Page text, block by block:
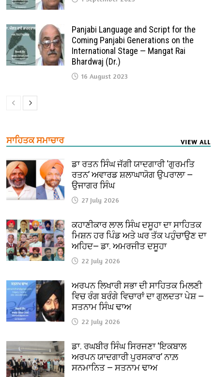
Panjabi Language and Script for the
Coming Panjabi Generations on the
International Stage — Mangat Rai
Bhardwaj (Dr.)
16 August 2023
ਸਾਹਿਤਕ ਸਮਾਚਾਰ VIEW ALL
ਡਾ ਰਤਨ ਸਿੰਘ ਜੱਗੀ ਯਾਦਗਾਰੀ ‘ਗੁਰਮਤਿ
ਰਤਨ’ ਅਵਾਰਡ ਸ਼ਲਾਘਾਯੋਗ ਉਪਰਾਲਾ —
ਉਜਾਗਰ ਸਿੰਘ
27 July 2026
ਕਹਾਣੀਕਾਰ ਲਾਲ ਸਿੰਘ ਦਸੂਹਾ ਦਾ ਸਾਹਿਤਕ
ਮਿਸ਼ਨ ਹਰ ਪਿੰਡ ਅਤੇ ਘਰ ਤੱਕ ਪਹੁੰਚਾਉਣ ਦਾ
ਅਹਿਦ— ਡਾ. ਅਮਰਜੀਤ ਦਸੂਹਾ
22 July 2026
ਅਰਪਨ ਲਿਖਾਰੀ ਸਭਾ ਦੀ ਸਾਹਿਤਕ ਮਿਲਣੀ
ਵਿਚ ਰੰਗ ਬਰੰਗੇ ਵਿਚਾਰਾਂ ਦਾ ਗੁਲਦਤਾ ਪੇਸ਼ —
ਸਤਨਾਮ ਸਿੰਘ ਢਾਅ
22 July 2026
ਡਾ. ਰਘਬੀਰ ਸਿੰਘ ਸਿਰਜਣਾ ‘ਇਕਬਾਲ
ਅਰਪਨ ਯਾਦਗਾਰੀ ਪੁਰਸਕਾਰ’ ਨਾਲ਼
ਸਨਮਾਨਿਤ — ਸਤਨਾਮ ਢਾਅ